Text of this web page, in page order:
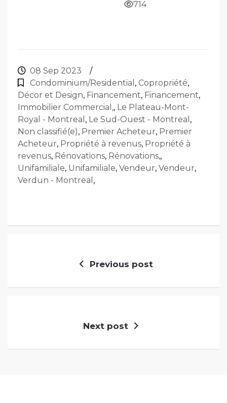
o
k
te714
08 Sep 2023
/
Condominium/Residential , Copropriété,
Décor et Design, Financement, Financement,
Immobilier Commercial,, Le Plateau-Mont-
Royal - Montreal , Le Sud-Ouest - Montreal ,
Non classifié(e), Premier Acheteur, Premier
Acheteur, Propriété à revenus, Propriété à
revenus, Rénovations, Rénovations,,
Unifamiliale, Unifamiliale, Vendeur, Vendeur,
Verdun - Montreal ,
Previous post
Next post